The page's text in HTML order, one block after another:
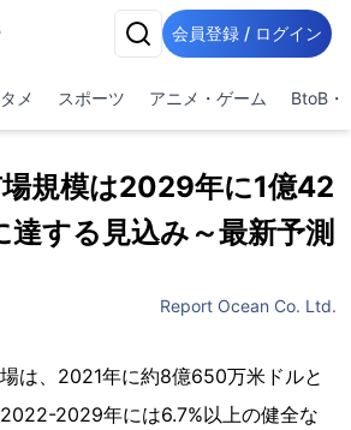
会員登録 / ログイン
メ スポーツ アニメ・ゲーム BtoB・
規模は2029年に1億42
する見込み～最新予測
Report Ocean Co. Ltd.
は、2021年に約8億650万米ドルと
2029年には6.7%以上の健全な